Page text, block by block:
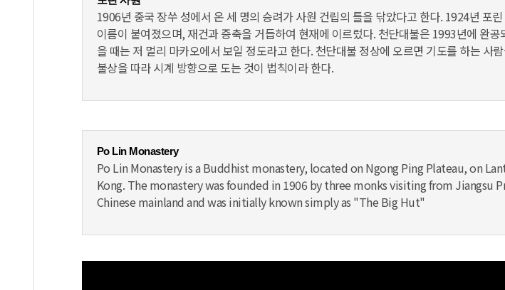
1906년 중국 장쑤 성에서 온 세 명의 승려가 사원 건립의 틀을 닦았다고 한다. 1924년 포
이름이 붙여졌으며, 재건과 증축을 거듭하여 현재에 이르렀다. 천단대불은 1993년에 완공
을 때는 저 멀리 마카오에서 보일 정도라고 한다. 천단대불 정상에 오르면 기도를 하는 사
불상을 따라 시계 방향으로 도는 것이 법칙이라 한다.
Po Lin Monastery
Po Lin Monastery is a Buddhist monastery, located on Ngong Ping Plateau, on
Kong. The monastery was founded in 1906 by three monks visiting from Jiangsu
Chinese mainland and was initially known simply as "The Big Hut"